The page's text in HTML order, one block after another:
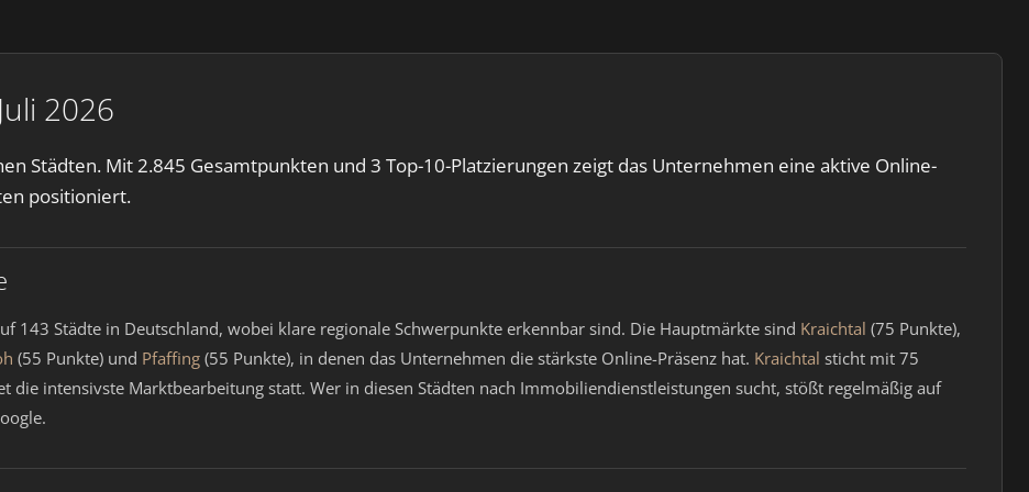
2026
Städten. Mit 2.845 Gesamtpunkten und 3 Top-10-Platzierungen zeigt das Unternehmen eine aktive Online-
positioniert.
143 Städte in Deutschland, wobei klare regionale Schwerpunkte erkennbar sind. Die Hauptmärkte sind Kraichtal (75 Punkte),
(55 Punkte) und Pfaffing (55 Punkte), in denen das Unternehmen die stärkste Online-Präsenz hat. Kraichtal sticht mit 75
die intensivste Marktbearbeitung statt. Wer in diesen Städten nach Immobiliendienstleistungen sucht, stößt regelmäßig auf